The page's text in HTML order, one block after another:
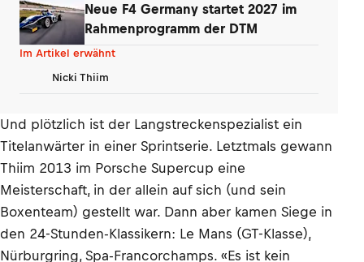
Neue F4 Germany startet 2027 im
Rahmenprogramm der DTM
Im Artikel erwähnt
Nicki Thiim
Und plötzlich ist der Langstreckenspezialist ein
Titelanwärter in einer Sprintserie. Letztmals gewann
Thiim 2013 im Porsche Supercup eine
Meisterschaft, in der allein auf sich (und sein
Boxenteam) gestellt war. Dann aber kamen Siege in
den 24-Stunden-Klassikern: Le Mans (GT-Klasse),
Nürburgring, Spa-Francorchamps. «Es ist kein